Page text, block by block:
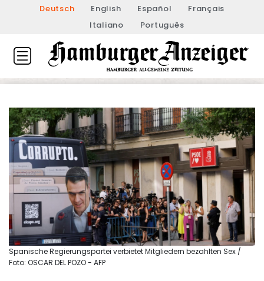
Deutsch English Español
Français
Italiano
Português
Spanische Regierungspartei verbietet Mitgliedern bezahlten Sex /
Foto: OSCAR DEL POZO - AFP